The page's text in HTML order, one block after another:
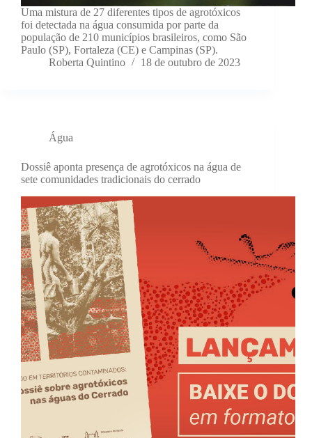
Uma mistura de 27 diferentes tipos de agrotóxicos
foi detectada na água consumida por parte da
população de 210 municípios brasileiros, como São
Paulo (SP), Fortaleza (CE) e Campinas (SP).
Roberta Quintino
18 de outubro de 2023
Água
Dossiê aponta presença de agrotóxicos na água de
sete comunidades tradicionais do cerrado